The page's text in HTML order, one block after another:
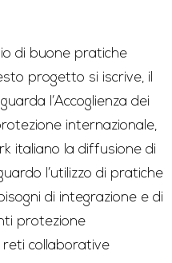
di buone pratiche
progetto si iscrive, il
l’Accoglienza dei
internazionale,
italiano la diffusione di
l’utilizzo di pratiche
di integrazione e di
protezione
collaborative